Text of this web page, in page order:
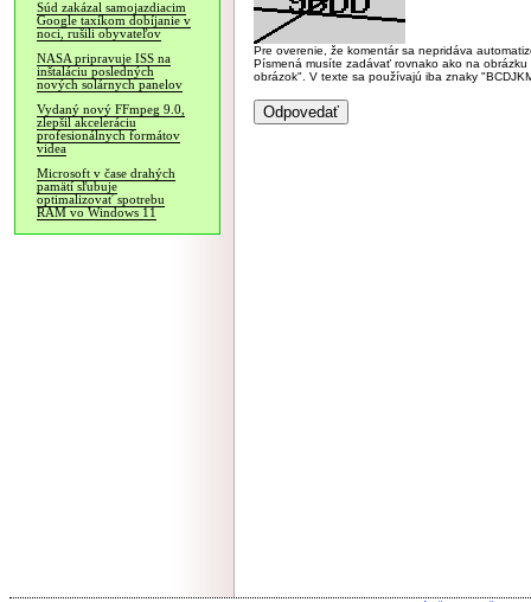
Súd zakázal samojazdiacim
Google taxíkom dobíjanie v
noci, rušili obyvateľov
NASA pripravuje ISS na
inštaláciu posledných
nových solárnych panelov
Vydaný nový FFmpeg 9.0,
zlepšil akceleráciu
profesionálnych formátov
videa
Microsoft v čase drahých
pamätí sľubuje
optimalizovať spotrebu
RAM vo Windows 11
Pre overenie, že komentár sa nepridáva
Písmená musíte zadávať rovnako ako na
obrázok". V texte sa používajú iba znaky